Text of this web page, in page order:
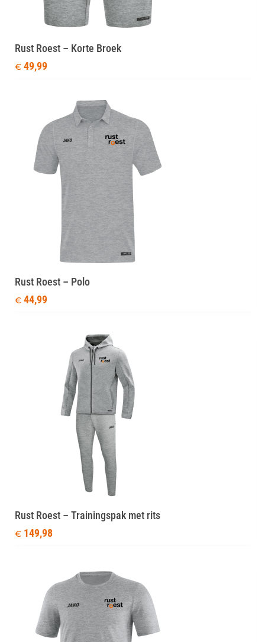
Rust Roest – Korte Broek
€ 49,99
Rust Roest – Polo
€ 44,99
Rust Roest – Trainingspak met rits
€ 149,98